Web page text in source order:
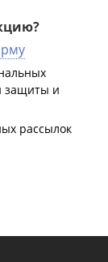
защиты и
рассылок